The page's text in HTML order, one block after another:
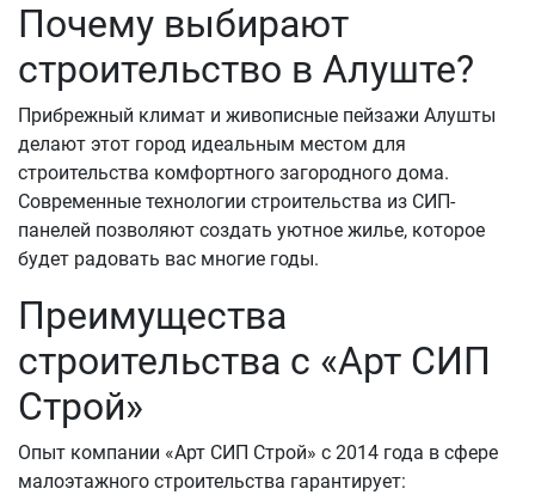
Почему выбирают
строительство в Алуште?
Прибрежный климат и живописные пейзажи Алушты
делают этот город идеальным местом для
строительства комфортного загородного дома.
Современные технологии строительства из СИП-
панелей позволяют создать уютное жилье, которое
будет радовать вас многие годы.
Преимущества
строительства с «Арт СИП
Строй»
Опыт компании «Арт СИП Строй» с 2014 года в сфере
малоэтажного строительства гарантирует: